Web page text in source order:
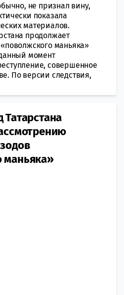
не признал вину,
показала
материалов.
продолжает
маньяка»
момент
совершенное
По версии следствия,
маньяка»